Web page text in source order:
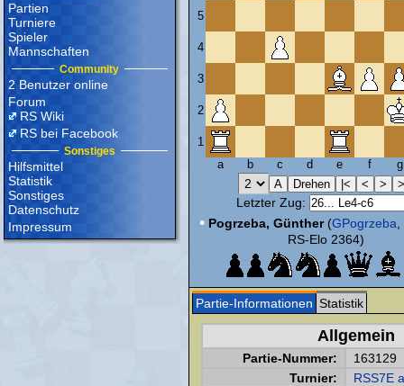
Partien
Turniere
Spieler
Mannschaften
Community
2 Benutzer online
Forum
RS Wiki
RS bei Facebook
Sonstiges
Hilfsmittel
Statistik
Sonstiges
Datenschutz
Impressum
5
4
3
2
1
a
b c d e f g
Letzter Zug:
• Pogrzeba, Günther(GPogrzeba
RS-Elo 2364)
Partie-Informationen Statistik
Allgemein
Partie-Nummer:
163129
Turnier:
RSS7E